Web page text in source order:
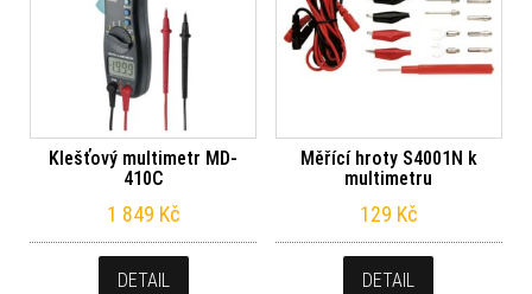
Klešťový multimetr MD-
410C
1 849 Kč
DETAIL
Měřící hroty S4001N k
multimetru
129 Kč
DETAIL